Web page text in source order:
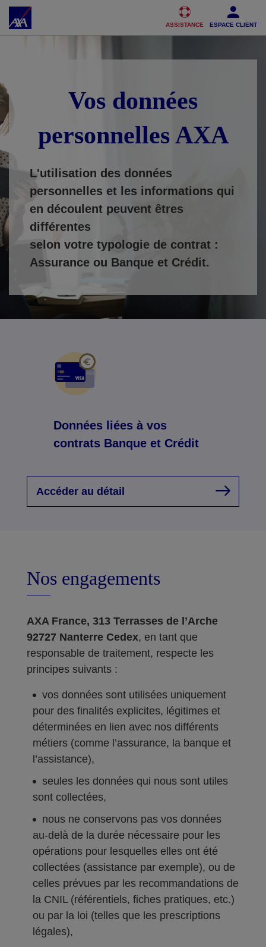
Accéder au Contenu Accéder au Pied de page
ASSISTANCE ESPACE CLIENT
Vos données
personnelles AXA
L'utilisation des données
personnelles et les informations qui
en découlent peuvent êtres
différentes
selon votre typologie de contrat :
Assurance ou Banque et Crédit.
Données liées à vos
contrats Banque et Crédit
Accéder au détail
Nos engagements
AXA France, 313 Terrasses de l’Arche
92727 Nanterre Cedex, en tant que
responsable de traitement, respecte les
principes suivants :
vos données sont utilisées uniquement
pour des finalités explicites, légitimes et
déterminées en lien avec nos différents
métiers (comme l’assurance, la banque et
l’assistance),
seules les données qui nous sont utiles
sont collectées,
nous ne conservons pas vos données
au-delà de la durée nécessaire pour les
opérations pour lesquelles elles ont été
collectées (assistance par exemple), ou de
celles prévues par les recommandations de
la CNIL (référentiels, fiches pratiques, etc.)
ou par la loi (telles que les prescriptions
légales),